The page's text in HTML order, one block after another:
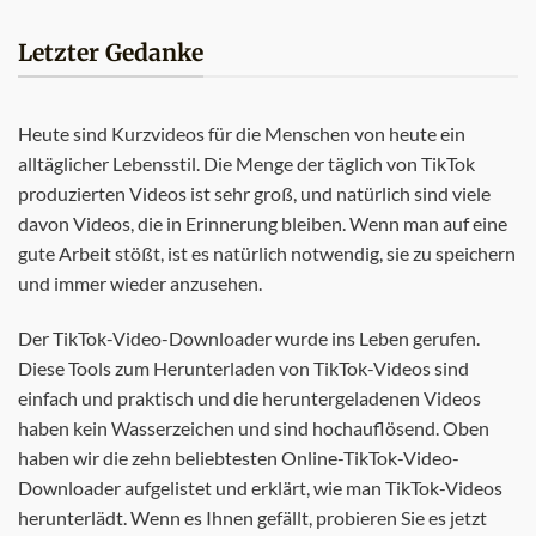
Letzter Gedanke
Heute sind Kurzvideos für die Menschen von heute ein
alltäglicher Lebensstil. Die Menge der täglich von TikTok
produzierten Videos ist sehr groß, und natürlich sind viele
davon Videos, die in Erinnerung bleiben. Wenn man auf eine
gute Arbeit stößt, ist es natürlich notwendig, sie zu speichern
und immer wieder anzusehen.
Der TikTok-Video-Downloader wurde ins Leben gerufen.
Diese Tools zum Herunterladen von TikTok-Videos sind
einfach und praktisch und die heruntergeladenen Videos
haben kein Wasserzeichen und sind hochauflösend. Oben
haben wir die zehn beliebtesten Online-TikTok-Video-
Downloader aufgelistet und erklärt, wie man TikTok-Videos
herunterlädt. Wenn es Ihnen gefällt, probieren Sie es jetzt